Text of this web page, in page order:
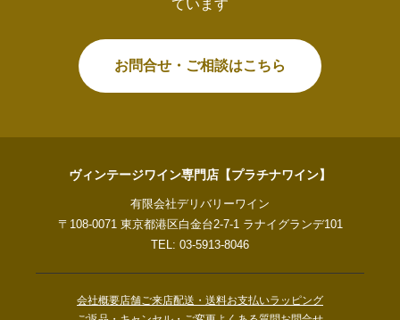
ています
お問合せ・ご相談はこちら
ヴィンテージワイン専門店【プラチナワイン】
有限会社デリバリーワイン
〒108-0071 東京都港区白金台2-7-1 ラナイグランデ101
TEL: 03-5913-8046
会社概要店舗ご来店配送・送料お支払いラッピング